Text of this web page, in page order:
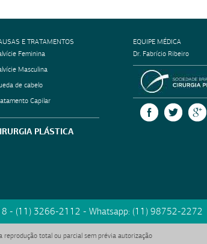
E TRATAMENTOS
Feminina
Masculina
de cabelo
Capilar
PLÁSTICA
EQUIPE MÉDICA
Dr. Fabrício Ribeiro
FACEBOOKTWITTER
- (11) 3266-2112 - Whatsapp: (11) 98752-2272
reprodução total ou parcial sem prévia autorização